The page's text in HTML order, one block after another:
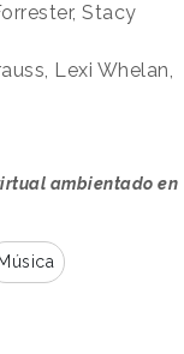
Stacy
Lexi Whelan,
ambientado en
Música